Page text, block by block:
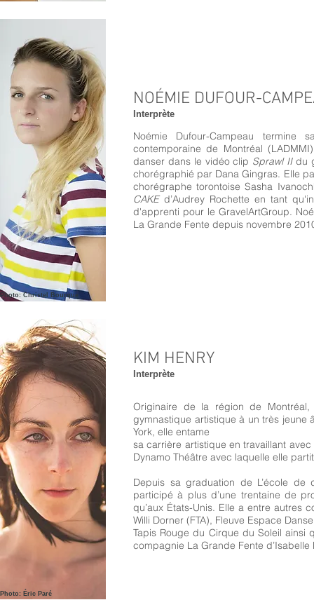
NOÉMIE DUFOUR-
Interprète
Noémie Dufour-Campeau termine
contemporaine de Montréal
danser dans le vidéo clip Sprawl IIdu
chorégraphié par Dana Gingras. Elle
chorégraphe torontoise Sasha
CAKEd’Audrey Rochette en tant
d'apprenti pour le GravelArtGroup.
La Grande Fente depuis novembre
KIM HENRY
Interprète​
Originaire de la région de
gymnastique artistique à un très jeune
York, elle entame
sa carrière artistique en travaillant
Dynamo Théâtre avec laquelle elle
Depuis sa graduation de L’école
participé à plus d’une trentaine de
qu’aux États-Unis. Elle a entre autres
Willi Dorner (FTA), Fleuve Espace
Tapis Rouge du Cirque du Soleil ainsi
compagnie La Grande Fente
Photo: Christel Bourque
Photo: Éric Paré